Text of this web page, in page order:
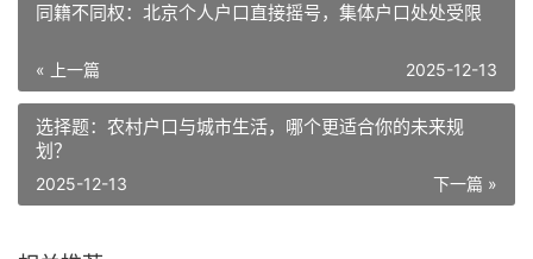
同籍不同权：北京个人户口直接摇号，集体户口处处受限
« 上一篇 2025-12-13
选择题：农村户口与城市生活，哪个更适合你的未来规
划？
下一篇 »
2025-12-13